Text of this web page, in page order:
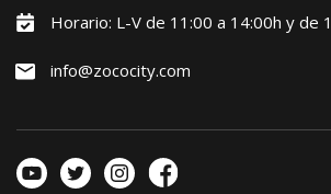
Financiación CETELEM
Condiciones generales
Horario: L-V de 11:00 a 14:00h y de
info@zococity.com